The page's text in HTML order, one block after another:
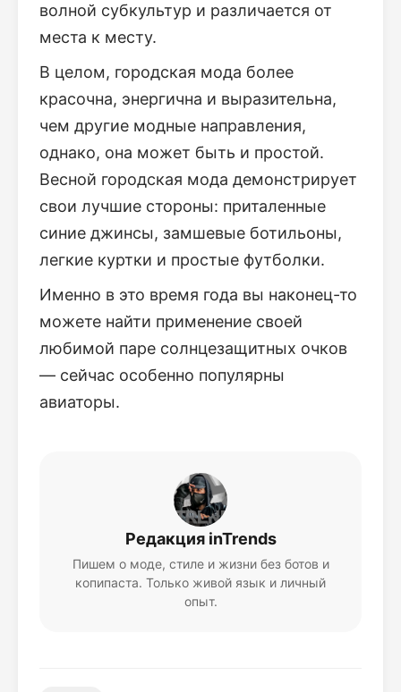
волной субкультур и различается от
места к месту.
В целом, городская мода более
красочна, энергична и выразительна,
чем другие модные направления,
однако, она может быть и простой.
Весной городская мода демонстрирует
свои лучшие стороны: приталенные
синие джинсы, замшевые ботильоны,
легкие куртки и простые футболки.
Именно в это время года вы наконец-то
можете найти применение своей
любимой паре солнцезащитных очков
— сейчас особенно популярны
авиаторы.
Редакция inTrends
Пишем о моде, стиле и жизни без ботов и
копипаста. Только живой язык и личный
опыт.